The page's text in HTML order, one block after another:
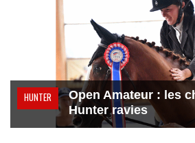
HUNTER
Open Amateur : les
Hunter ravies